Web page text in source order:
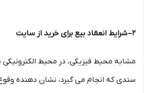
۲– شرایط انعقاد بیع برای خرید از سایت
مشابه محیط فیزیکی، در محیط الکترونیکی
ستدی که انجام می گیرد، نشان دهنده وقوع